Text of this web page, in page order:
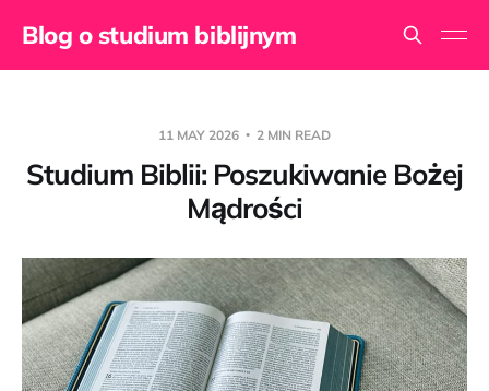
Blog o studium biblijnym
11 MAY 2026 2 MIN READ
Studium Biblii: Poszukiwanie Bożej
Mądrości